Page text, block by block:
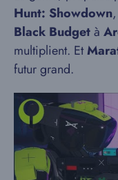
Hunt: Showdown
Black Budgetà
multiplient. Et
futur grand.